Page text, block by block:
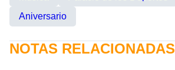
Aniversario
NOTAS RELACIONADAS